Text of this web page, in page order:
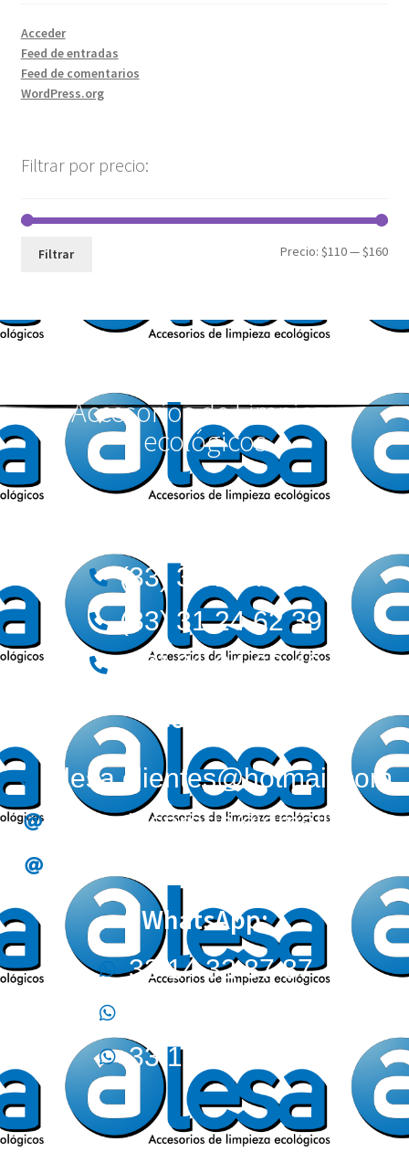
Acceder
Feed de entradas
Feed de comentarios
WordPress.org
Filtrar por precio:
Filtrar Precio: $110— $160
Accesorios de Limpieza
ecológicos
(33) 36 12 72 62
(33) 31 24 62 39
(33) 31 24 62 40
Correos:
alesa.clientes@hotmail.com
alesa.tesoreria@gmail.com
WhatsApp:
33 14 32 87 87
33 17 09 05 70